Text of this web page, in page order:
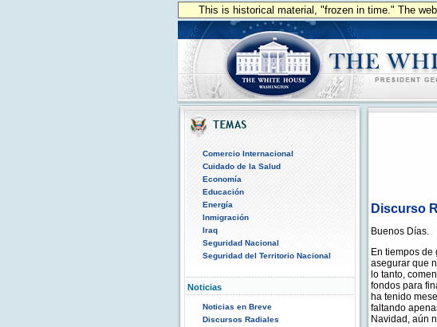
This is historical material, "frozen in time." The
Comercio Internacional
Cuidado de la Salud
Economía
Educación
Energía
Inmigración
Iraq
Seguridad Nacional
Seguridad del Territorio Nacional
Noticias
Noticias en Breve
Discursos Radiales
Discurso
Buenos Días.
En tiempos
asegurar que
lo tanto,
fondos para
ha tenido
faltando
Navidad, aún